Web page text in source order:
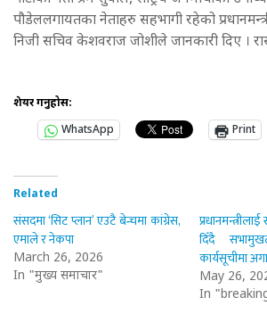
पौडेललगायतका नेताहरु सहभागी रहेको
निजी सचिव केशवराज जोशीले जानकारी दिए ।
शेयर गर्नुहोस:
WhatsApp
Print
Related
संसदमा ‘सिट प्लान’ एउटै बेन्चमा कांग्रेस,
एमाले र नेकपा
March 26, 2026
In "मुख्य समाचार"
दिँदै
कार्यसूचीमा
May 26,
In